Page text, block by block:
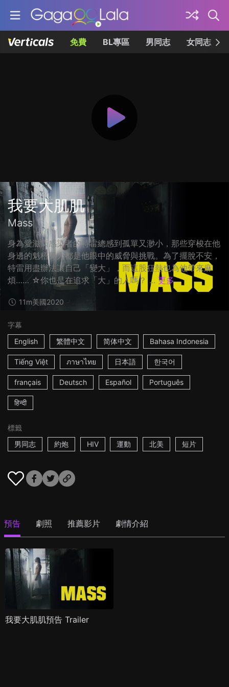
免費 BL專區 男同志 女同志
我要大肌肌
Mass
身為愛滋病感染者的特雷總感到孤單又渺小，那些穿梭在他
身邊的魁梧男人都是他眼中的威脅與挑戰。為了擺脫不安，
特雷用盡辦法讓自己「變大」，而這股狂熱也為他帶來麻
煩…… ☆你也是在追求「大」的人嗎？ ... 更多
11m美國2020
字幕
English
繁體中文 简体中文 Bahasa Indonesia
Tiếng Việt ภาษาไทย 日本語 한국어
français Deutsch Español Português
हिन्दी
標籤
男同志
約炮 HIV 運動 北美 短片
預告 劇照 推薦影片 劇情介紹
我要大肌肌預告 Trailer